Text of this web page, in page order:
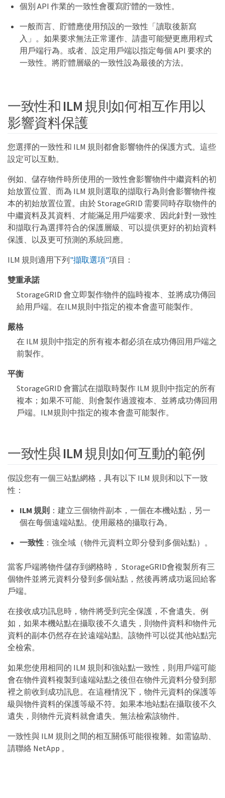
個別 API 作業的一致性會覆寫貯體的一致性。
一般而言、貯體應使用預設的一致性「讀取後新寫
入」。如果要求無法正常運作、請盡可能變更應用程式
用戶端行為。或者、設定用戶端以指定每個 API 要求的
一致性。將貯體層級的一致性設為最後的方法。
一致性和 ILM 規則如何相互作用以
影響資料保護
您選擇的一致性和 ILM 規則都會影響物件的保護方式。這些
設定可以互動。
例如、儲存物件時所使用的一致性會影響物件中繼資料的初
始放置位置、而為 ILM 規則選取的擷取行為則會影響物件複
本的初始放置位置。由於 StorageGRID 需要同時存取物件的
中繼資料及其資料、才能滿足用戶端要求、因此針對一致性
和擷取行為選擇符合的保護層級、可以提供更好的初始資料
保護、以及更可預測的系統回應。
ILM 規則適用下列"擷取選項"項目：
雙重承諾
StorageGRID 會立即製作物件的臨時複本、並將成功傳回
給用戶端。在ILM規則中指定的複本會盡可能製作。
嚴格
在 ILM 規則中指定的所有複本都必須在成功傳回用戶端之
前製作。
平衡
StorageGRID 會嘗試在擷取時製作 ILM 規則中指定的所有
複本；如果不可能、則會製作過渡複本、並將成功傳回用
戶端。ILM規則中指定的複本會盡可能製作。
一致性與 ILM 規則如何互動的範例
假設您有一個三站點網格，具有以下 ILM 規則和以下一致
性：
ILM 規則：建立三個物件副本，一個在本機站點，另一
個在每個遠端站點。使用嚴格的攝取行為。
一致性：強全域（物件元資料立即分發到多個站點）。
當客戶端將物件儲存到網格時， StorageGRID會複製所有三
個物件並將元資料分發到多個站點，然後再將成功返回給客
戶端。
在接收成功訊息時，物件將受到完全保護，不會遺失。例
如，如果本機站點在攝取後不久遺失，則物件資料和物件元
資料的副本仍然存在於遠端站點。該物件可以從其他站點完
全檢索。
如果您使用相同的 ILM 規則和強站點一致性，則用戶端可能
會在物件資料複製到遠端站點之後但在物件元資料分發到那
裡之前收到成功訊息。在這種情況下，物件元資料的保護等
級與物件資料的保護等級不符。如果本地站點在攝取後不久
遺失，則物件元資料就會遺失。無法檢索該物件。
一致性與 ILM 規則之間的相互關係可能很複雜。如需協助、
請聯絡 NetApp 。